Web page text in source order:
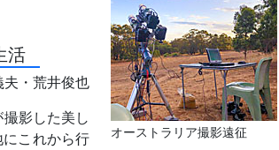
活
・荒井俊也
影した美し
これから行
オーストラリア撮影遠征